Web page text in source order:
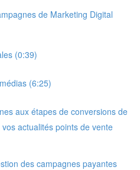
de Marketing Digital
(0:39)
(6:25)
aux étapes de conversions de
actualités points de vente
des campagnes payantes